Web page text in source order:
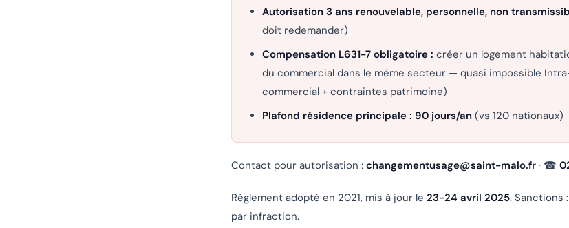
Autorisation 3 ans renouvelable, personnelle, non
doit redemander)
Compensation L631-7 obligatoire : créer un logement
du commercial dans le même secteur — quasi impossible
commercial + contraintes patrimoine)
Plafond résidence principale : 90 jours/an (vs 120 nationaux)
Contact pour autorisation : changementusage@saint-malo.fr · ☎
Règlement adopté en 2021, mis à jour le 23-24 avril 2025. Sanctions
par infraction.